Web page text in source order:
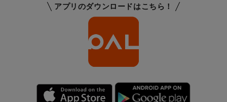
アプリのダウンロードはこちら！